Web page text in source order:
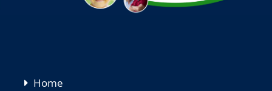
Navigation
Home